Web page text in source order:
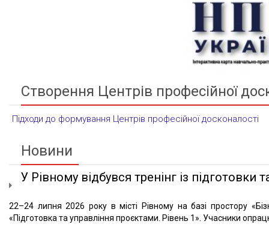
Створення Центрів професійної
Підходи до формування Центрів професійної досконалості
Новини
У Рівному відбувся тренінг із підготовки
22–24 липня 2026 року в місті Рівному на базі простору
«Підготовка та управління проєктами. Рівень 1». Учасники